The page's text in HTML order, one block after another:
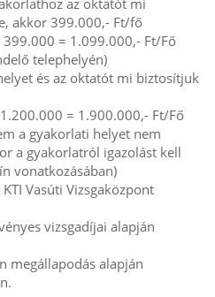
az oktatót mi
akkor 399.000,- Ft/fő
= 1.099.000,- Ft/Fő
telephelyén)
és az oktatót mi biztosítjuk
= 1.900.000,- Ft/Fő
a gyakorlati helyet nem
a gyakorlatról igazolást kell
vonatkozásában)
Vasúti Vizsgaközpont
vizsgadíjai alapján
megállapodás alapján